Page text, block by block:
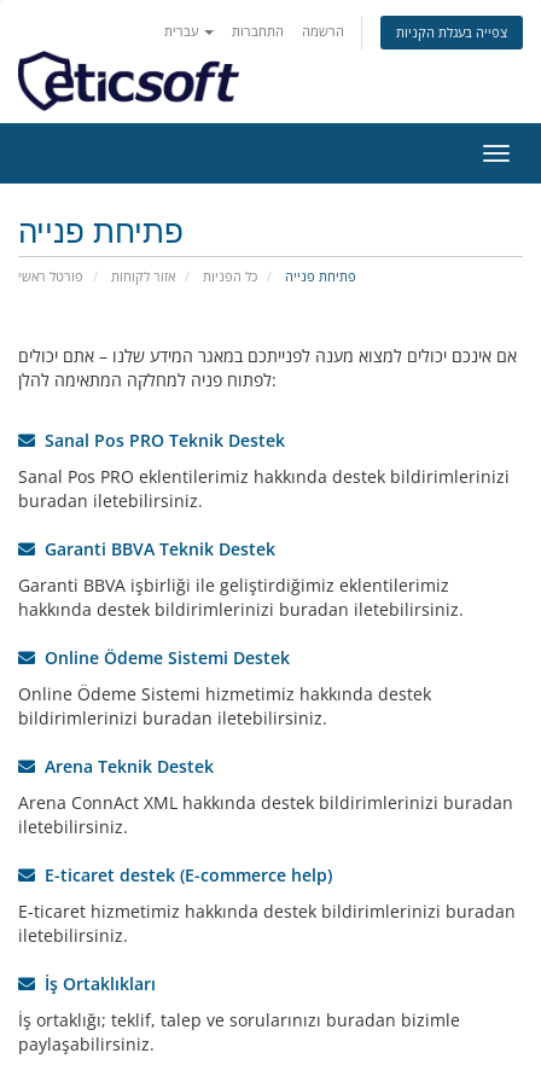
התחברות הרשמה צפייה בעגלת הקניות
ניווט
פתיחת פנייה
פורטל ראשי אזור לקוחות כל הפניות פתיחת פנייה
אם אינכם יכולים למצוא מענה לפנייתכם במאגר המידע שלנו – אתם יכולים
לפתוח פניה למחלקה המתאימה להלן:
Sanal Pos PRO Teknik Destek
Sanal Pos PRO eklentilerimiz hakkında destek bildirimlerinizi
buradan iletebilirsiniz.
Garanti BBVA Teknik Destek
Garanti BBVA işbirliği ile geliştirdiğimiz eklentilerimiz
hakkında destek bildirimlerinizi buradan iletebilirsiniz.
Online Ödeme Sistemi Destek
Online Ödeme Sistemi hizmetimiz hakkında destek
bildirimlerinizi buradan iletebilirsiniz.
Arena Teknik Destek
Arena ConnAct XML hakkında destek bildirimlerinizi buradan
iletebilirsiniz.
E-ticaret destek (E-commerce help)
E-ticaret hizmetimiz hakkında destek bildirimlerinizi buradan
iletebilirsiniz.
İş Ortaklıkları
İş ortaklığı; teklif, talep ve sorularınızı buradan bizimle
paylaşabilirsiniz.